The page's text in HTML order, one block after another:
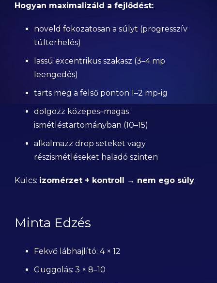
Hogyan maximalizáld a fejlődést:
növeld fokozatosan a súlyt (progresszív
túlterhelés)
lassú excentrikus szakasz (3–4 mp
leengedés)
tarts meg a felső ponton 1–2 mp-ig
dolgozz közepes–magas
ismétléstartományban (10–15)
alkalmazz drop seteket vagy
részismétléseket haladó szinten
Kulcs: izomérzet + kontroll → nem ego súly.
Minta Edzés
Fekvő lábhajlító: 4 × 12
Guggolás: 3 × 8–10